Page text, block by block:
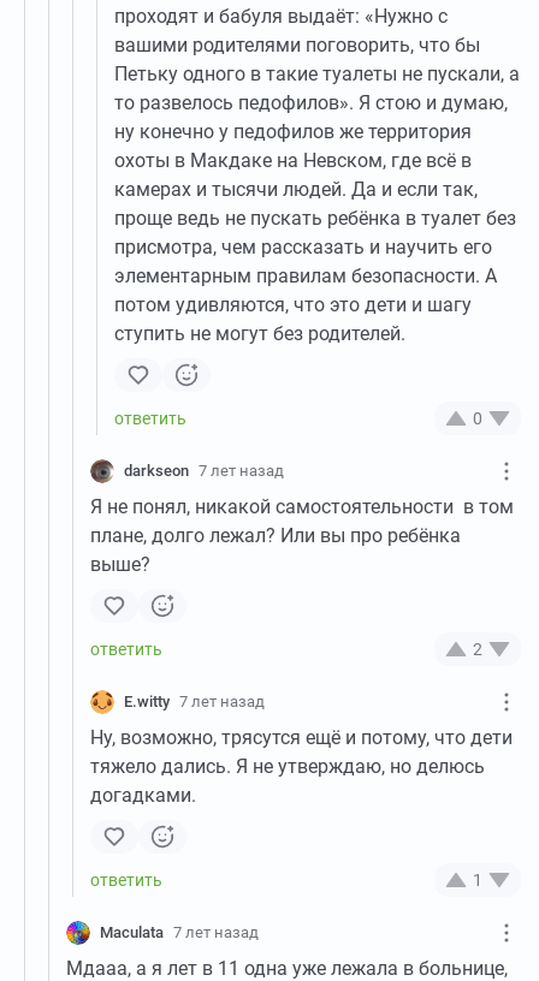
проходят и бабуля выдаёт: «Нужно с
вашими родителями поговорить, что бы
Петьку одного в такие туалеты не пускали, а
то развелось педофилов». Я стою и думаю,
ну конечно у педофилов же территория
охоты в Макдаке на Невском, где всё в
камерах и тысячи людей. Да и если так,
проще ведь не пускать ребёнка в туалет без
присмотра, чем рассказать и научить его
элементарным правилам безопасности. А
потом удивляются, что это дети и шагу
ступить не могут без родителей.
0
darkseon 7 лет назад
Я не понял, никакой самостоятельности в том
плане, долго лежал? Или вы про ребёнка
выше?
2
E.witty 7 лет назад
Ну, возможно, трясутся ещё и потому, что дети
тяжело дались. Я не утверждаю, но делюсь
догадками.
1
Maculata 7 лет назад
Мдааа, а я лет в 11 одна уже лежала в больнице,